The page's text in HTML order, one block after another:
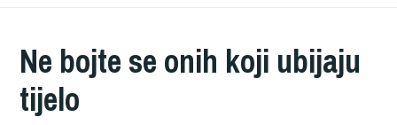
Ne bojte se onih koji ubijaju
tijelo